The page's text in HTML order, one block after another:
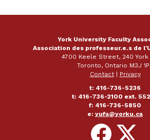
York University Faculty
Association des professeur.e.s de
4700 Keele Street, 240 York
Toronto, Ontario M3J
Contact|
Privacy
t: 416-736-5236
t: 416-736-2100 ext.
f: 416-736-5850
e: yufa@yorku.ca
Follow
on
Follow
on